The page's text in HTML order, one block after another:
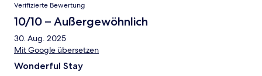
Verifizierte Bewertung
10/10 – Außergewöhnlich
30. Aug. 2025
Mit Google übersetzen
Wonderful Stay